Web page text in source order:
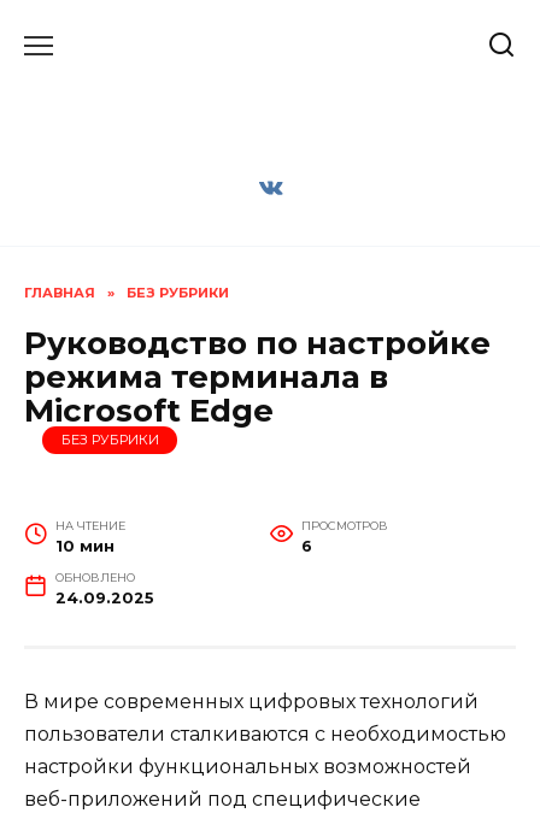
ГЛАВНАЯ » БЕЗ РУБРИКИ
Руководство по настройке
режима терминала в
Microsoft Edge
БЕЗ РУБРИКИ
НА ЧТЕНИЕ
10 мин
ПРОСМОТРОВ
6
ОБНОВЛЕНО
24.09.2025
В мире современных цифровых технологий
пользователи сталкиваются с необходимостью
настройки функциональных возможностей
веб-приложений под специфические